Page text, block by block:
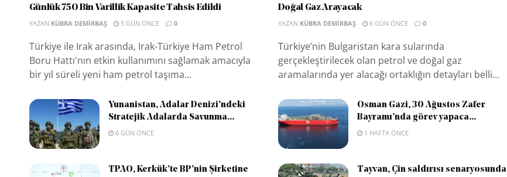
Günlük 750 Bin Varillik Kapasite Tahsis Edildi
YAZAN KÜBRA DEMIRBAŞ 5 GÜN ÖNCE 0
Türkiye ile Irak arasında, Irak-Türkiye Ham Petrol
Boru Hattı'nın etkin kullanımını sağlamak amacıyla
bir yıl süreli yeni ham petrol taşıma...
Doğal Gaz Arayacak
YAZAN KÜBRA DEMIRBAŞ 6 GÜN ÖNCE 0
Türkiye’nin Bulgaristan kara sularında
gerçekleştirilecek olan petrol ve doğal gaz
aramalarında yer alacağı ortaklığın detayları belli...
Yunanistan, Adalar Denizi’ndeki
Stratejik Adalarda Savunma...
6 GÜN ÖNCE
Osman Gazi, 30 Ağustos Zafer
Bayramı’nda görev yapaca...
1 HAFTA ÖNCE
TPAO, Kerkük’te BP’nin Şirketine
Tayvan, Çin saldırısı senaryosunda